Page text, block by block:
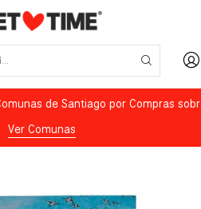
de Santiago por Compras
Ver Comunas